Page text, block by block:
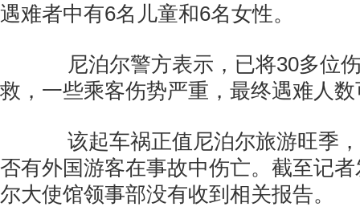
遇难者中有6名儿童和6名女性。
尼泊尔警方表示，已将30多位
救，一些乘客伤势严重，最终遇难人
该起车祸正值尼泊尔旅游旺季，
否有外国游客在事故中伤亡。截至记
尔大使馆领事部没有收到相关报告。